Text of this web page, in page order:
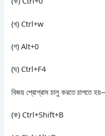
(খ) Ctrl+w
(গ) Alt+0
(ঘ) Ctrl+F4
বিজয় প্রোগ্রাম চালু করতে চাপতে
(ক) Ctrl+Shift+B